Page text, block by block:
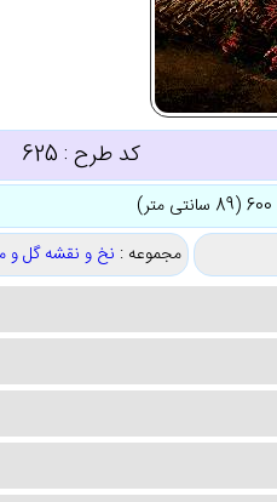
کد طرح : 625
مجموعه : نخ و نقشه گل و